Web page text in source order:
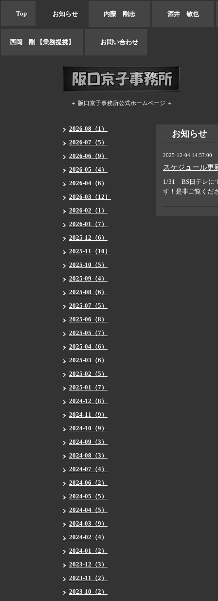
Top お知らせ 内藤 剛志 酒井 敏也
西岡 剛 【業務提携】 お問い合わせ
＋ 阪口京子事務所公式ホームページ ＋
お知らせ
2025-12-04 14:57:00
スケジュール更
1/31 BS日テレに
す！是非ご覧くだ
2026-08（1）
2026-07（5）
2026-06（9）
2026-05（4）
2026-04（6）
2026-03（12）
2026-02（1）
2026-01（7）
2025-12（6）
2025-11（10）
2025-10（5）
2025-09（4）
2025-08（6）
2025-07（5）
2025-06（8）
2025-05（7）
2025-04（6）
2025-03（6）
2025-02（5）
2025-01（7）
2024-12（8）
2024-11（9）
2024-10（9）
2024-09（3）
2024-08（3）
2024-07（4）
2024-06（2）
2024-05（5）
2024-04（5）
2024-03（9）
2024-02（4）
2024-01（2）
2023-12（3）
2023-11（2）
2023-10（2）